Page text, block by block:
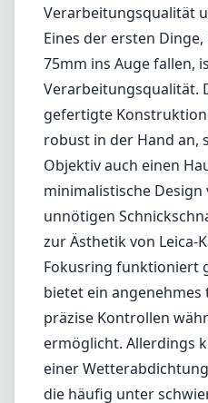
Sony E
Leica L-Mount
KIPON Iberit
Leica L-Mount
Preis prüfen bei Amazon 1
Testbericht
Das KIPON Iberit 75mm f/2.4
Ergänzung der Leica L-Mount-
Design mit moderner Leistung.
auch für Profis konzipiert und
einem charakteristischen
Verarbeitungsqualität und